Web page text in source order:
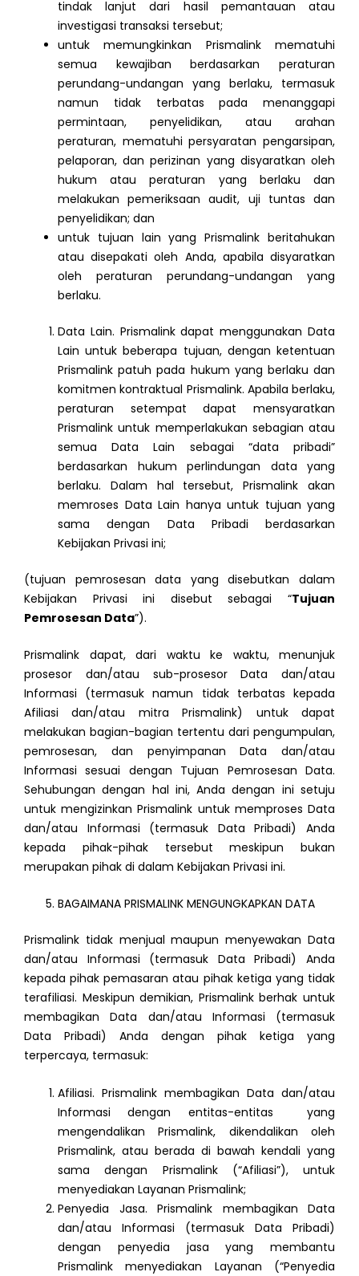
tindak lanjut dari hasil pemantauan atau
investigasi transaksi tersebut;
untuk memungkinkan Prismalink mematuhi
semua kewajiban berdasarkan peraturan
perundang-undangan yang berlaku, termasuk
namun tidak terbatas pada menanggapi
permintaan, penyelidikan, atau arahan
peraturan, mematuhi persyaratan pengarsipan,
pelaporan, dan perizinan yang disyaratkan oleh
hukum atau peraturan yang berlaku dan
melakukan pemeriksaan audit, uji tuntas dan
penyelidikan; dan
untuk tujuan lain yang Prismalink beritahukan
atau disepakati oleh Anda, apabila disyaratkan
oleh peraturan perundang-undangan yang
berlaku.
Data Lain. Prismalink dapat menggunakan Data
Lain untuk beberapa tujuan, dengan ketentuan
Prismalink patuh pada hukum yang berlaku dan
komitmen kontraktual Prismalink. Apabila berlaku,
peraturan setempat dapat mensyaratkan
Prismalink untuk memperlakukan sebagian atau
semua Data Lain sebagai “data pribadi”
berdasarkan hukum perlindungan data yang
berlaku. Dalam hal tersebut, Prismalink akan
memroses Data Lain hanya untuk tujuan yang
sama dengan Data Pribadi berdasarkan
Kebijakan Privasi ini;
(tujuan pemrosesan data yang disebutkan dalam
Kebijakan Privasi ini disebut sebagai “Tujuan
Pemrosesan Data”).
Prismalink dapat, dari waktu ke waktu, menunjuk
prosesor dan/atau sub-prosesor Data dan/atau
Informasi (termasuk namun tidak terbatas kepada
Afiliasi dan/atau mitra Prismalink) untuk dapat
melakukan bagian-bagian tertentu dari pengumpulan,
pemrosesan, dan penyimpanan Data dan/atau
Informasi sesuai dengan Tujuan Pemrosesan Data.
Sehubungan dengan hal ini, Anda dengan ini setuju
untuk mengizinkan Prismalink untuk memproses Data
dan/atau Informasi (termasuk Data Pribadi) Anda
kepada pihak-pihak tersebut meskipun bukan
merupakan pihak di dalam Kebijakan Privasi ini.
BAGAIMANA PRISMALINK MENGUNGKAPKAN DATA
Prismalink tidak menjual maupun menyewakan Data
dan/atau Informasi (termasuk Data Pribadi) Anda
kepada pihak pemasaran atau pihak ketiga yang tidak
terafiliasi. Meskipun demikian, Prismalink berhak untuk
membagikan Data dan/atau Informasi (termasuk
Data Pribadi) Anda dengan pihak ketiga yang
terpercaya, termasuk:
Afiliasi. Prismalink membagikan Data dan/atau
Informasi dengan entitas-entitas yang
mengendalikan Prismalink, dikendalikan oleh
Prismalink, atau berada di bawah kendali yang
sama dengan Prismalink (“Afiliasi”), untuk
menyediakan Layanan Prismalink;
Penyedia Jasa. Prismalink membagikan Data
dan/atau Informasi (termasuk Data Pribadi)
dengan penyedia jasa yang membantu
Prismalink menyediakan Layanan (“Penyedia